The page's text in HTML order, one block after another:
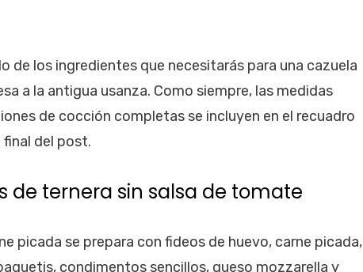
de los ingredientes que necesitarás para una cazuela
a la antigua usanza. Como siempre, las medidas
de cocción completas se incluyen en el recuadro
del post.
de ternera sin salsa de tomate
picada se prepara con fideos de huevo, carne picada,
condimentos sencillos, queso mozzarella y